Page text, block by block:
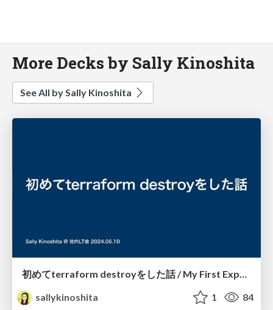
More Decks by Sally Kinoshita
See All by Sally Kinoshita
初めてterraform destroyをした話 / My First Experience with Terraform Destroy
sallykinoshita
1 84